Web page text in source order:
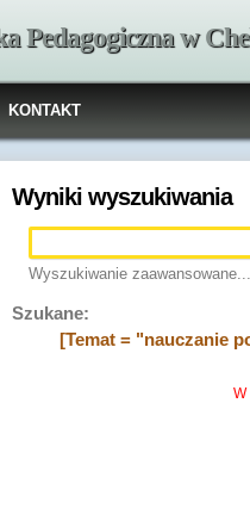
Pedagogiczna w
KONTAKT
Wyniki wyszukiwania
Wyszukiwanie zaawansowane...
Szukane:
[Temat = "nauczanie
W